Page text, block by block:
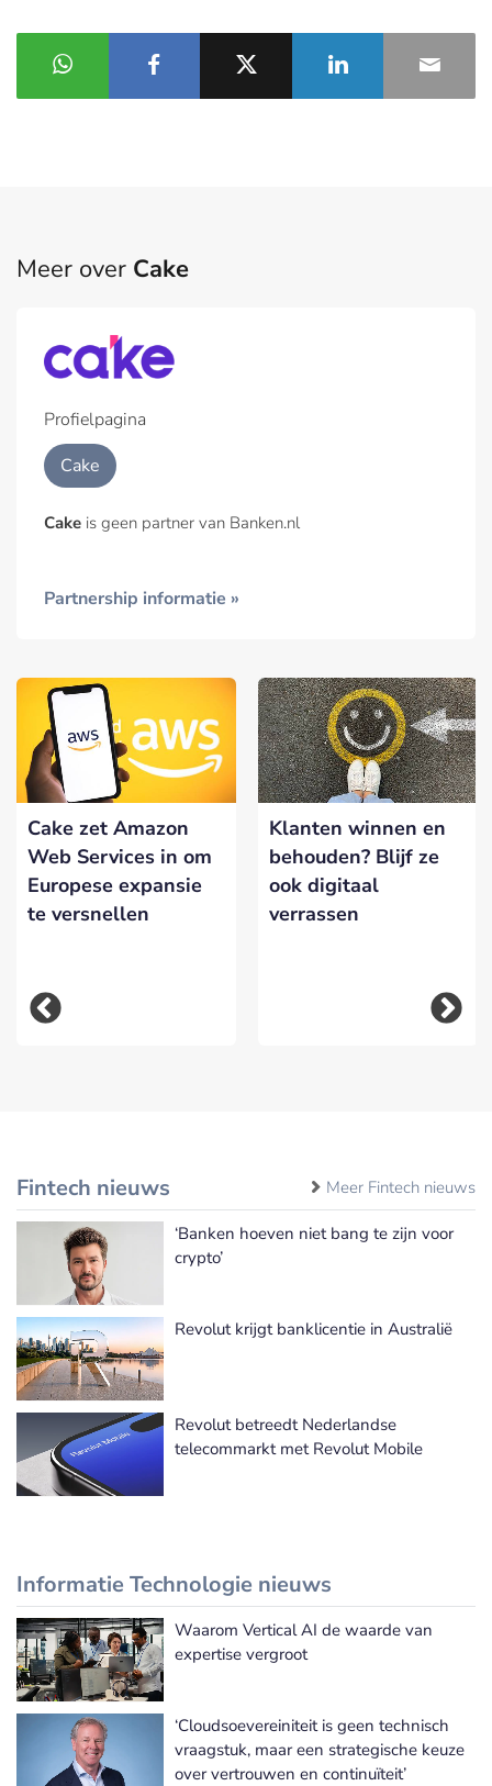
Meer over Cake
Profielpagina
Cake
Cake is geen partner van Banken.nl
Partnership informatie »
Cake zet Amazon
Web Services in om
Europese expansie
te versnellen
Klanten winnen en
behouden? Blijf ze
ook digitaal
verrassen
Fintech nieuws Meer Fintech nieuws
‘Banken hoeven niet bang te zijn voor
crypto’
Revolut krijgt banklicentie in Australië
Revolut betreedt Nederlandse
telecommarkt met Revolut Mobile
Informatie Technologie nieuws
Meer Informatie Technologie nieuws
Waarom Vertical AI de waarde van
expertise vergroot
‘Cloudsoevereiniteit is geen technisch
vraagstuk, maar een strategische keuze
over vertrouwen en continuïteit’